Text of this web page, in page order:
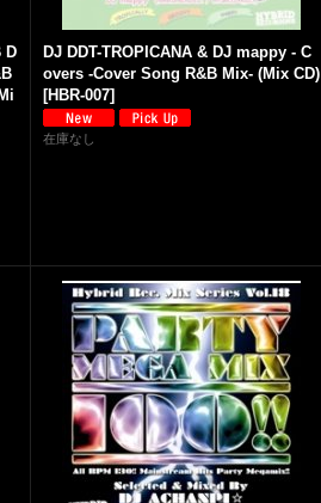
D
DJ DDT-TROPICANA & DJ mappy - C
overs -Cover Song R&B Mix- (Mix CD)
[HBR-007]
在庫なし